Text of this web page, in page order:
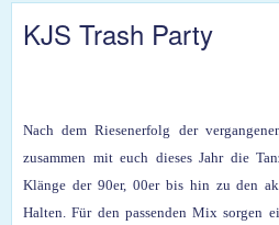
KJS Trash Party
Nach dem Riesenerfolg der
zusammen mit euch dieses Jahr die
Klänge der 90er, 00er bis hin zu den
Halten. Für den passenden Mix sorgen